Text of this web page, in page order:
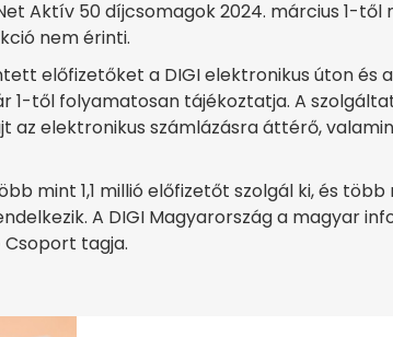
Aktív 50 díjcsomagok 2024. március 1-
nem érinti.
előfizetőket a DIGI elektronikus úton és
1-től folyamatosan tájékoztatja. A
az elektronikus számlázásra áttérő,
mint 1,1 millió előfizetőt szolgál ki, és több
A DIGI Magyarország a magyar
tagja.